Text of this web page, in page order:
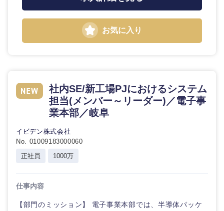
お気に入り
社内SE/新工場PJにおけるシステム
担当(メンバー～リーダー)／電子事
業本部／岐阜
イビデン株式会社
No. 01009183000060
正社員
1000万
仕事内容
【部門のミッション】 電子事業本部では、半導体パッケ